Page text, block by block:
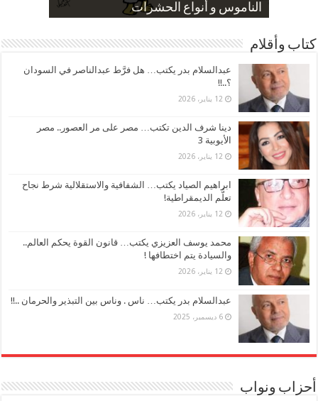
الناموس و أنواع الحشرات
الموظفين بعد ارتفاع الأسعار
ارتفاع نسبة الطلاق في مصر
صورة كاركاتيرية
صورة كاركاتيرية
كتاب وأقلام
عبدالسلام بدر يكتب… هل فرَّط عبدالناصر في السودان
؟..!!
12 يناير، 2026
دينا شرف الدين تكتب… مصر على مر العصور.. مصر
الأيوبية 3
12 يناير، 2026
ابراهيم الصياد يكتب… الشفافية والاستقلالية شرط نجاح
تعلُّم الديمقراطية!
12 يناير، 2026
محمد يوسف العزيزي يكتب… قانون القوة يحكم العالم..
والسيادة يتم اختطافها !
12 يناير، 2026
عبدالسلام بدر يكتب… ناس . وناس بين التبذير والحرمان ..!!
6 ديسمبر، 2025
أحزاب ونواب